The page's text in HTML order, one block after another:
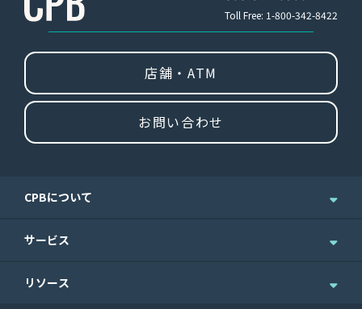
Toll Free: 1-800-342-8422
店舗・ATM
お問い合わせ
CPBについて
企業情報
サービス
個人のお客さま
リソース